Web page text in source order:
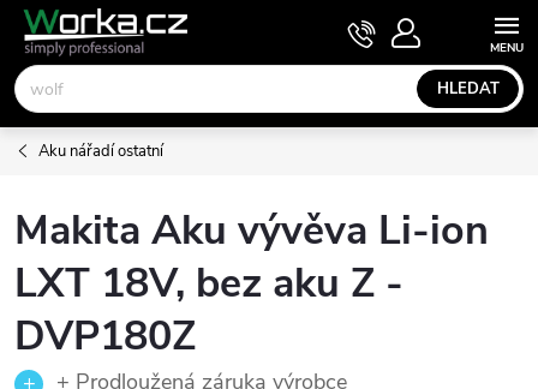
Přejít
obsah
HLEDAT
NÁKUPNÍ
KOŠÍK
Aku nářadí ostatní
Makita Aku vývěva Li-ion
LXT 18V, bez aku Z -
DVP180Z
+ Prodloužená záruka výrobce